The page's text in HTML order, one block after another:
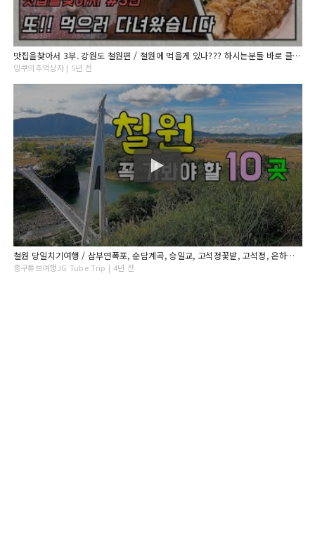
맛집을찾아서 3부. 강원도 철원편 / 철원에 먹을게 있나??? 하시는분들 바로 클릭하세요!! #맛집로드 #맛집정보 #바이크로떠나는맛집여행
밍쿠의추억상자 | 5년 전
철원 당일치기여행 / 삼부연폭포, 순담계곡, 승일교, 고석정꽃밭, 고석정, 은하수교, 송대소, 직탕폭포, 노동당사, 백마고지전적비 [종구튜브]
종구튜브여행JG Tube Trip | 4년 전